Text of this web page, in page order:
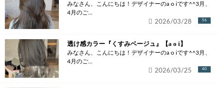
みなさん、こんにちは！デザイナーのa o iです^^3月、
4月のご...
56
2026/03/28
透け感カラー『くすみベージュ』【a o i】
みなさん、こんにちは！デザイナーのa o iです^^3月、
4月のご...
40
2026/03/25